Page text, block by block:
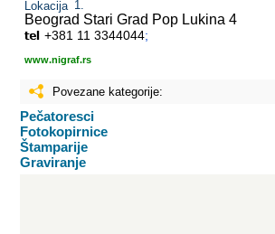
www.nigraf.rs
Lokacija
Beograd Stari Grad Pop Lukina 4
+381 11 3344044;
Povezane kategorije:
Pečatoresci
Fotokopirnice
Štamparije
Graviranje